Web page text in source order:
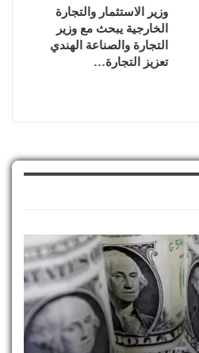
وزير الاستثمار والتجارة
الخارجية يبحث مع وزير
التجارة والصناعة الهندي
تعزيز التجارة…